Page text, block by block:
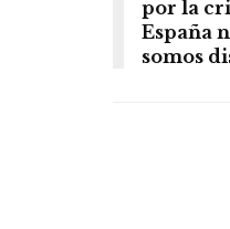
por la
España
somos